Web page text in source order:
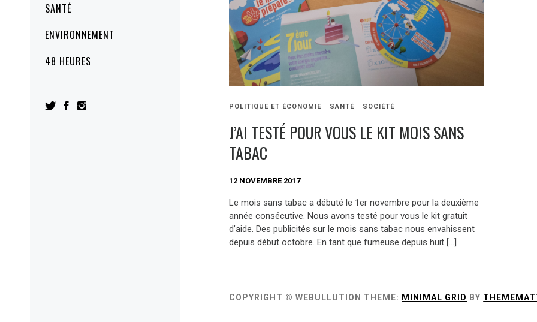
SANTÉ
ENVIRONNEMENT
48 HEURES
POLITIQUE ET ÉCONOMIE SANTÉ SOCIÉTÉ
J’AI TESTÉ POUR VOUS LE KIT MOIS SANS
TABAC
12 NOVEMBRE 2017
Le mois sans tabac a débuté le 1er novembre pour la deuxième
année consécutive. Nous avons testé pour vous le kit gratuit
d’aide. Des publicités sur le mois sans tabac nous envahissent
depuis début octobre. En tant que fumeuse depuis huit […]
COPYRIGHT © WEBULLUTION THEME: MINIMAL GRID BY